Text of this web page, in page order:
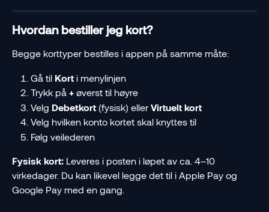
Hvordan bestiller jeg kort?
Begge korttyper bestilles i appen på samme måte:
Gå til Kort i menylinjen
Trykk på + øverst til høyre
Velg Debetkort (fysisk) eller Virtuelt kort
Velg hvilken konto kortet skal knyttes til
Følg veilederen
Fysisk kort: Leveres i posten i løpet av ca. 4–10
virkedager. Du kan likevel legge det til i Apple Pay og
Google Pay med en gang.